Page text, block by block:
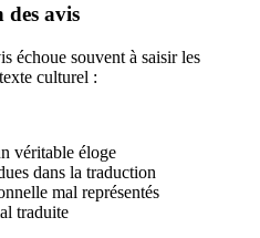
des avis
échoue souvent à saisir les
culturel :
véritable éloge
dans la traduction
mal représentés
traduite